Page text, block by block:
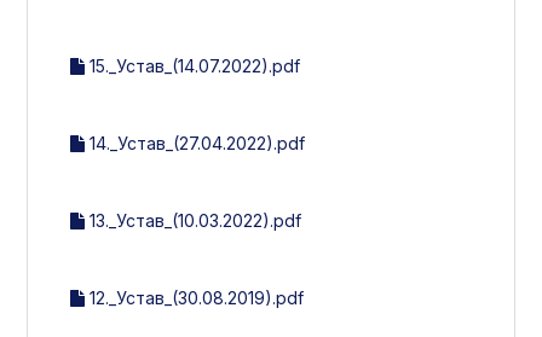
15._Устав_(14.07.2022).pdf
14._Устав_(27.04.2022).pdf
13._Устав_(10.03.2022).pdf
12._Устав_(30.08.2019).pdf